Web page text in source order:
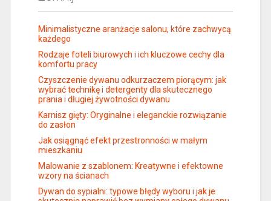
Minimalistyczne aranżacje salonu, które zachwycą
każdego
Rodzaje foteli biurowych i ich kluczowe cechy dla
komfortu pracy
Czyszczenie dywanu odkurzaczem piorącym: jak
wybrać technikę i detergenty dla skutecznego
prania i długiej żywotności dywanu
Karnisz gięty: Oryginalne i eleganckie rozwiązanie
do zasłon
Jak osiągnąć efekt przestronności w małym
mieszkaniu
Malowanie z szablonem: Kreatywne i efektowne
wzory na ścianach
Dywan do sypialni: typowe błędy wyboru i jak je